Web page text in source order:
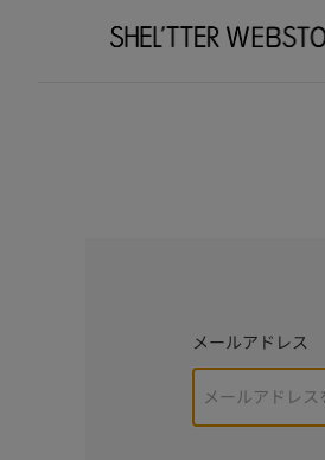
メールアドレス